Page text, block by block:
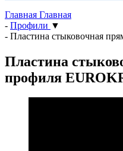
Главная Главная
- Профили ▼
- Пластина стыковочная
Пластина
профиля